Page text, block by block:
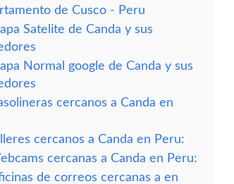
de Cusco - Peru
Satelite de Canda y sus
Normal google de Canda y sus
cercanos a Canda en
cercanos a Canda en Peru:
cercanas a Canda en Peru:
de correos cercanas a en